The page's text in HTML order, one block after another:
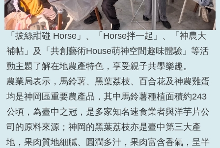
季～綠藝生活節の「神馬到來．Horse農來！」活
動，讓參與民眾藉由「揪煮飯寶壽司雙饗 DIY」、
「拔絲甜碰 Horse」、「Horse拌一起」、「神農大
補帖」及「共創藝術House萌神空間趣味體驗」等活
動主題了解在地農產特色，享受親子共學樂趣。
農業局表示，馬鈴薯、黑葉荔枝、百合花及神農雞蛋
均是神岡區重要農產品，其中馬鈴薯種植面積約243
公頃，為臺中之冠，是多家知名速食業者與洋芋片公
司的原料來源；神岡的黑葉荔枝亦是臺中第三大產
地，果肉質地細膩、圓潤多汁，果肉富含香氣，呈半